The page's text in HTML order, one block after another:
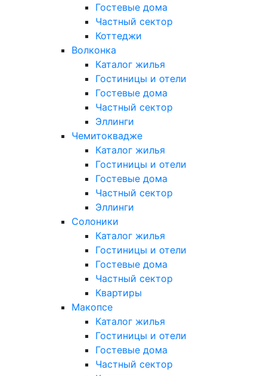
Гостевые дома
Частный сектор
Коттеджи
Волконка
Каталог жилья
Гостиницы и отели
Гостевые дома
Частный сектор
Эллинги
Чемитоквадже
Каталог жилья
Гостиницы и отели
Гостевые дома
Частный сектор
Эллинги
Солоники
Каталог жилья
Гостиницы и отели
Гостевые дома
Частный сектор
Квартиры
Макопсе
Каталог жилья
Гостиницы и отели
Гостевые дома
Частный сектор